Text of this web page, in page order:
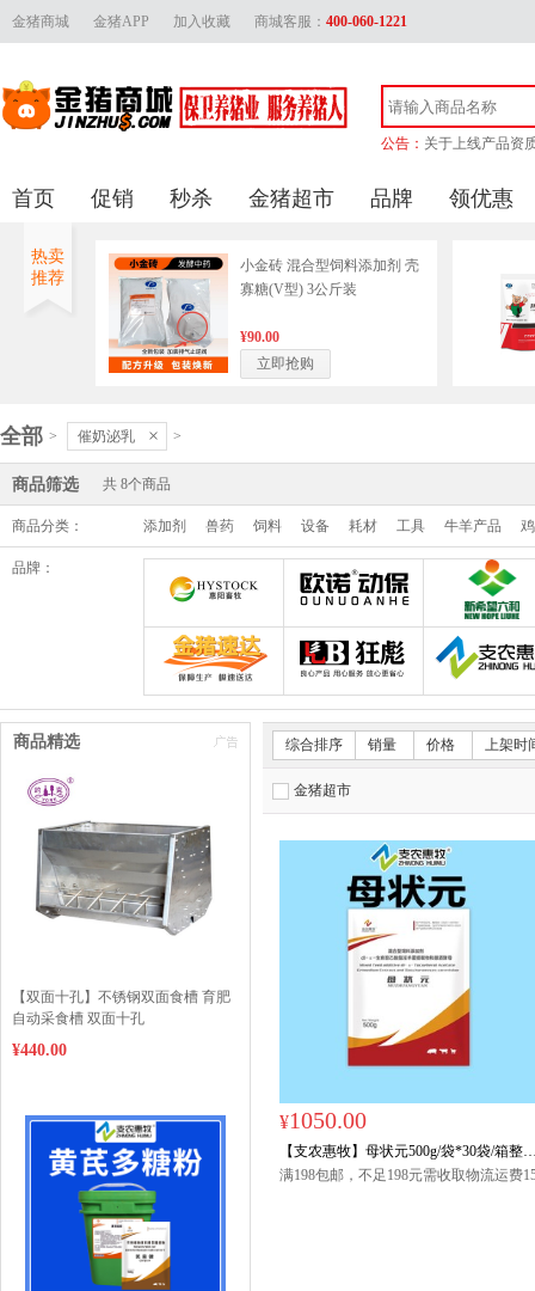
金猪商城 金猪APP 加入收藏 商城客服： 400-060-1221
公告： 关于上线产品资
金猪商城上线产
首页 促销 秒杀 金猪超市 品牌 领优惠
热卖
推荐
小金砖 混合型饲料添加剂 壳
寡糖(V型) 3公斤装
¥90.00
立即抢购
全部 > 催奶泌乳 × >
商品筛选 共 8个商品
商品分类： 添加剂 兽药 饲料 设备 耗材 工具 牛羊产品
品牌：
郑州惠阳畜牧科技有限公司欧诺动保旗舰店
金猪速达体验店 狂彪畜牧设备耗
综合排序 销量 价格 上架时
金猪超市
¥1050.00
【支农惠牧】母状元500g/袋*30袋/箱整
购产后乳水奶水后备母猪发情产后无乳
满198包邮，不足198元需收取物流运费
商品精选
【双面十孔】不锈钢双面食槽 育肥
自动采食槽 双面十孔
¥440.00